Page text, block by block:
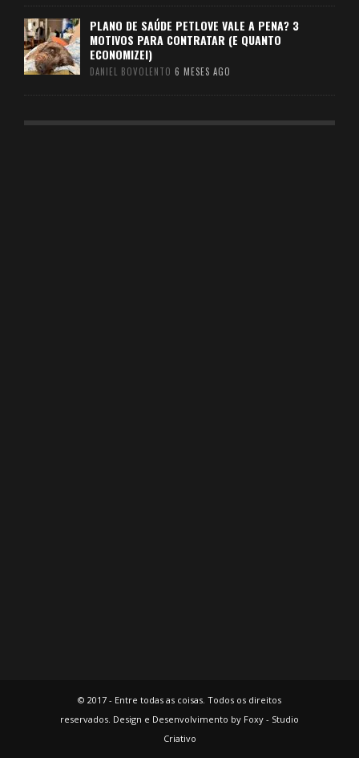
PLANO DE SAÚDE PETLOVE VALE A PENA? 3
MOTIVOS PARA CONTRATAR (E QUANTO
ECONOMIZEI)
DANIEL BOVOLENTO 6 MESES AGO
© 2017 - Entre todas as coisas. Todos os direitos
reservados. Design e Desenvolvimento by Foxy - Studio
Criativo